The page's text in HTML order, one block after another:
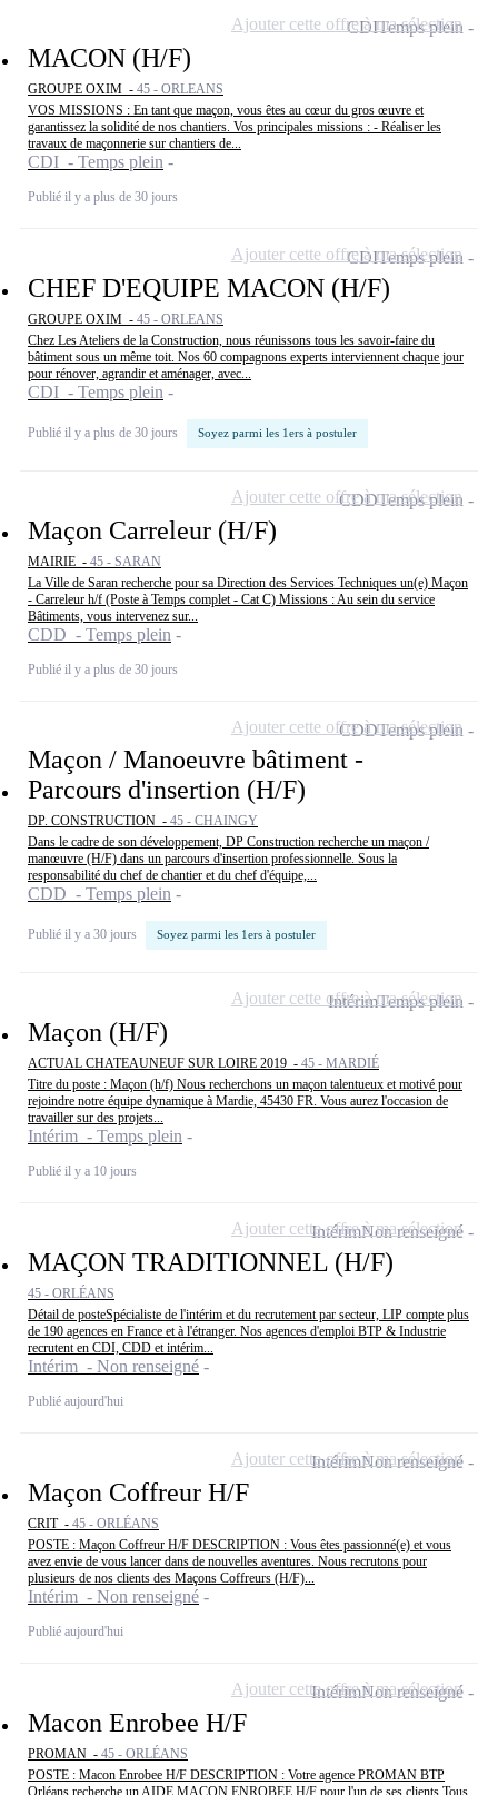
MACON (H/F)
GROUPE OXIM - 45 - ORLEANS
VOS MISSIONS : En tant que maçon, vous êtes au cœur du gros œuvre et
garantissez la solidité de nos chantiers. Vos principales missions : - Réaliser les
travaux de maçonnerie sur chantiers de...
CDI - Temps plein
Publié il y a plus de 30 jours
CDITemps plein
Ajouter cette offre à ma sélection
CHEF D'EQUIPE MACON (H/F)
GROUPE OXIM - 45 - ORLEANS
Chez Les Ateliers de la Construction, nous réunissons tous les savoir-faire du
bâtiment sous un même toit. Nos 60 compagnons experts interviennent chaque jour
pour rénover, agrandir et aménager, avec...
CDI - Temps plein
Publié il y a plus de 30 jours Soyez parmi les 1ers à postuler
CDITemps plein
Ajouter cette offre à ma sélection
Maçon Carreleur (H/F)
MAIRIE - 45 - SARAN
La Ville de Saran recherche pour sa Direction des Services Techniques un(e) Maçon
- Carreleur h/f (Poste à Temps complet - Cat C) Missions : Au sein du service
Bâtiments, vous intervenez sur...
CDD - Temps plein
Publié il y a plus de 30 jours
CDDTemps plein
Ajouter cette offre à ma sélection
Maçon / Manoeuvre bâtiment -
Parcours d'insertion (H/F)
DP. CONSTRUCTION - 45 - CHAINGY
Dans le cadre de son développement, DP Construction recherche un maçon /
manœuvre (H/F) dans un parcours d'insertion professionnelle. Sous la
responsabilité du chef de chantier et du chef d'équipe,...
CDD - Temps plein
Publié il y a 30 jours Soyez parmi les 1ers à postuler
CDDTemps plein
Ajouter cette offre à ma sélection
Maçon (H/F)
ACTUAL CHATEAUNEUF SUR LOIRE 2019 - 45 - MARDIÉ
Titre du poste : Maçon (h/f) Nous recherchons un maçon talentueux et motivé pour
rejoindre notre équipe dynamique à Mardie, 45430 FR. Vous aurez l'occasion de
travailler sur des projets...
Intérim - Temps plein
Publié il y a 10 jours
IntérimTemps plein
Ajouter cette offre à ma sélection
MAÇON TRADITIONNEL (H/F)
45 - ORLÉANS
Détail de posteSpécialiste de l'intérim et du recrutement par secteur, LIP compte plus
de 190 agences en France et à l'étranger. Nos agences d'emploi BTP & Industrie
recrutent en CDI, CDD et intérim...
Intérim - Non renseigné
Publié aujourd'hui
IntérimNon renseigné
Ajouter cette offre à ma sélection
Maçon Coffreur H/F
CRIT - 45 - ORLÉANS
POSTE : Maçon Coffreur H/F DESCRIPTION : Vous êtes passionné(e) et vous
avez envie de vous lancer dans de nouvelles aventures. Nous recrutons pour
plusieurs de nos clients des Maçons Coffreurs (H/F)...
Intérim - Non renseigné
Publié aujourd'hui
IntérimNon renseigné
Ajouter cette offre à ma sélection
Macon Enrobee H/F
PROMAN - 45 - ORLÉANS
POSTE : Macon Enrobee H/F DESCRIPTION : Votre agence PROMAN BTP
Orléans recherche un AIDE MACON ENROBEE H/F pour l'un de ses clients Tous
IntérimNon renseigné
Ajouter cette offre à ma sélection